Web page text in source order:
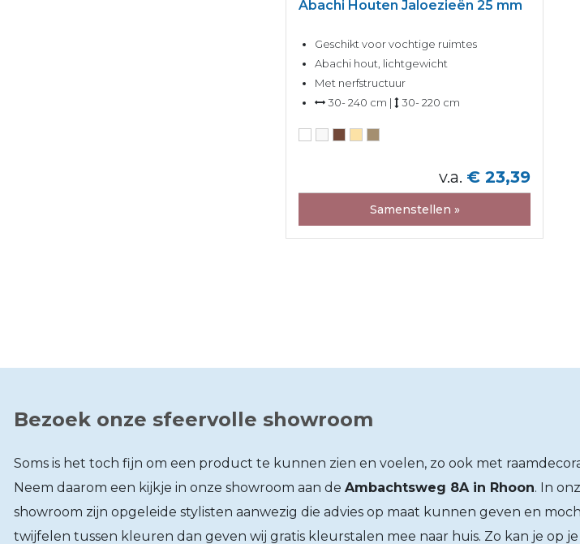
Abachi Houten Jaloezieën 25 mm
Geschikt voor vochtige ruimtes
Abachi hout, lichtgewicht
Met nerfstructuur
30- 240 cm |
30- 220 cm
v.a. € 23,39
Samenstellen »
Bezoek onze sfeervolle showroom
Soms is het toch fijn om een product te kunnen zien en voelen, zo ook met
Neem daarom een kijkje in onze showroom aan de Ambachtsweg 8A in Rhoon. In
showroom zijn opgeleide stylisten aanwezig die advies op maat kunnen geven en
twijfelen tussen kleuren dan geven wij gratis kleurstalen mee naar huis. Zo kan je op je